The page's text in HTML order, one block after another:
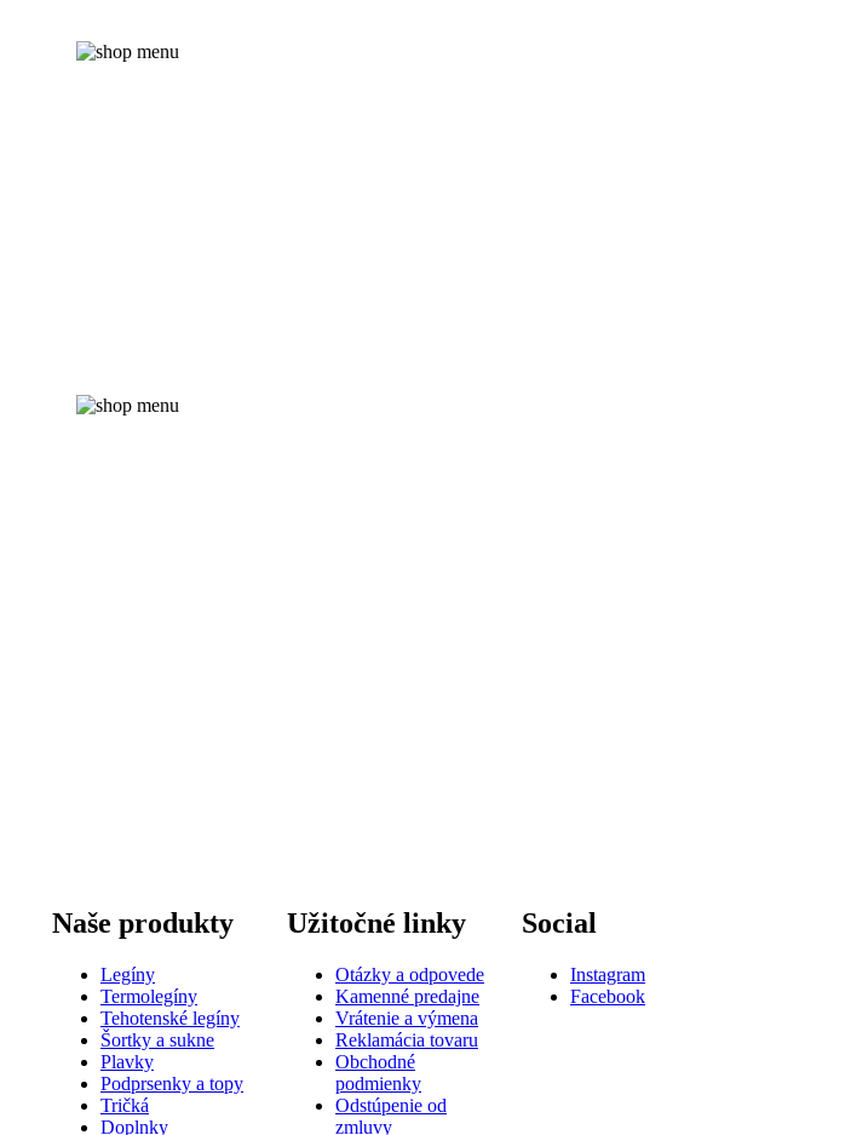
Naše produkty
Legíny
Termolegíny
Tehotenské legíny
Šortky a sukne
Plavky
Podprsenky a topy
Tričká
Doplnky
Užitočné linky
Otázky a odpovede
Kamenné predajne
Vrátenie a výmena
Reklamácia tovaru
Obchodné
podmienky
Odstúpenie od
zmluvy
Social
Instagram
Facebook